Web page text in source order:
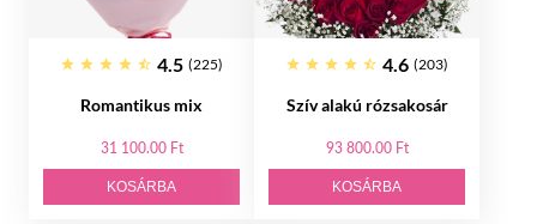
4.5 (225)
Romantikus mix
31 100.00 Ft
KOSÁRBA
4.6 (203)
Szív alakú rózsakosár
93 800.00 Ft
KOSÁRBA